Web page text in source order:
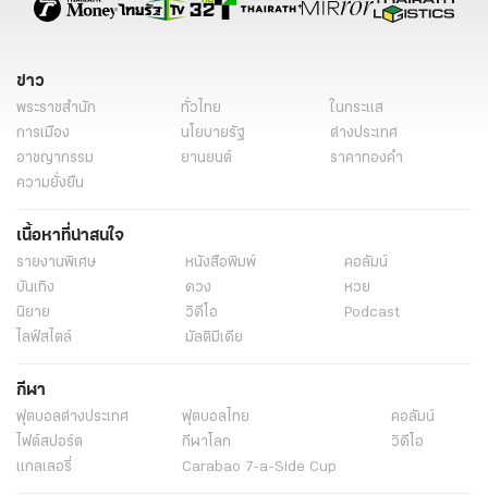
ข่าว
พระราชสำนัก ทั่วไทย
ในกระแส
การเมือง
นโยบายรัฐ
ต่างประเทศ
อาชญากรรม
ยานยนต์
ราคาทองคำ
ความยั่งยืน
เนื้อหาที่น่าสนใจ
รายงานพิเศษ หนังสือพิมพ์
คอลัมน์
บันเทิง
ดวง
หวย
นิยาย
วิดีโอ
Podcast
ไลฟ์สไตล์
มัลติมีเดีย
กีฬา
ฟุตบอลต่่างประเทศ ฟุตบอลไทย
คอลัมน์
ไฟต์สปอร์ต
กีฬาโลก
วิดีโอ
แกลเลอรี่
Carabao 7-a-Side Cup